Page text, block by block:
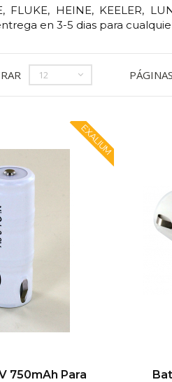
FLUKE, HEINE, KEELER,
en 3-5 dias para
12 PÁGINAS
EXALIUM
750mAh Para